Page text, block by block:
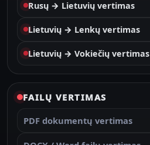
Rusų → Lietuvių vertimas
Lietuvių → Lenkų vertimas
Lietuvių → Vokiečių vertimas
FAILŲ VERTIMAS
PDF dokumentų vertimas